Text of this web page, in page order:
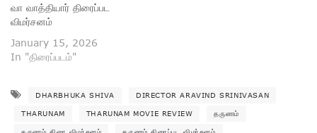
வா வாத்தியார் திரைப்பட
விமர்சனம்
January 15, 2026
In "திரைப்படம்"
DHARBHUKA SHIVA DIRECTOR ARAVIND SRINIVASAN
THARUNAM THARUNAM MOVIE REVIEW தருணம்